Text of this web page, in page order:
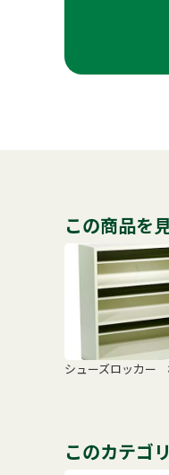
この商品を
シューズロッカー
このカテゴ